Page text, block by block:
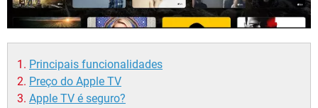
Principais funcionalidades
Preço do Apple TV
Apple TV é seguro?